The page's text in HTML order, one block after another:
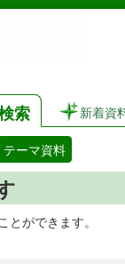
索 新着資
テーマ資料
とができます。